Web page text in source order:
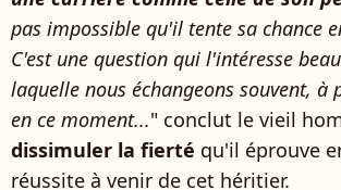
pas impossible qu'il tente sa chance
C'est une question qui l'intéresse
laquelle nous échangeons souvent, à
en ce moment..." conclut le vieil
dissimuler la fierté qu'il éprouve
réussite à venir de cet héritier.